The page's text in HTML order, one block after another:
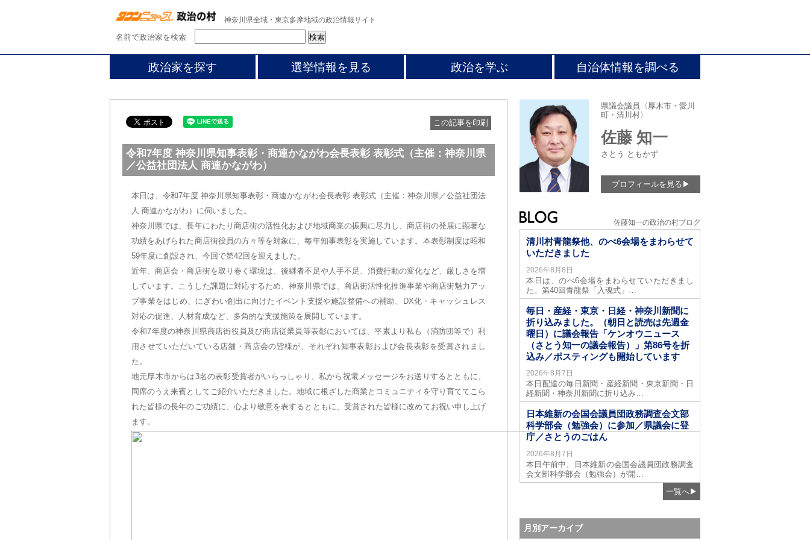
神奈川県全域・東京多摩地域の政治情報サイト
名前で政治家を検索
政治家を探す 選挙情報を見る 政治を学ぶ 自治体情報を調べる
この記事を印刷
令和7年度 神奈川県知事表彰・商連かながわ会長表彰 表彰式（主催：神奈川県
／公益社団法人 商連かながわ）
本日は、令和7年度 神奈川県知事表彰・商連かながわ会長表彰 表彰式（主催：神奈川県／公益社団法
人 商連かながわ）に伺いました。
神奈川県では、長年にわたり商店街の活性化および地域商業の振興に尽力し、商店街の発展に顕著な
功績をあげられた商店街役員の方々等を対象に、毎年知事表彰を実施しています。本表彰制度は昭和
59年度に創設され、今回で第42回を迎えました。
近年、商店会・商店街を取り巻く環境は、後継者不足や人手不足、消費行動の変化など、厳しさを増
しています。こうした課題に対応するため、神奈川県では、商店街活性化推進事業や商店街魅力アッ
プ事業をはじめ、にぎわい創出に向けたイベント支援や施設整備への補助、DX化・キャッシュレス
対応の促進、人材育成など、多角的な支援施策を展開しています。
令和7年度の神奈川県商店街役員及び商店従業員等表彰においては、平素より私も（消防団等で）利
用させていただいている店舗・商店会の皆様が、それぞれ知事表彰および会長表彰を受賞されまし
た。
地元厚木市からは3名の表彰受賞者がいらっしゃり、私から祝電メッセージをお送りするとともに、
同席のうえ来賓としてご紹介いただきました。地域に根ざした商業とコミュニティを守り育ててこら
れた皆様の長年のご功績に、心より敬意を表するとともに、受賞された皆様に改めてお祝い申し上げ
ます。
県議会議員〈厚木市・愛川
町・清川村〉
佐藤 知一
さとう ともかず
プロフィールを見る ▶
佐藤知一の政治の村ブログ
清川村青龍祭他、のべ6会場をまわらせて
いただきました
2026年8月8日
本日は、のべ6会場をまわらせていただきまし
た。第40回青龍祭「入魂式」…
毎日・産経・東京・日経・神奈川新聞に
折り込みました。（朝日と読売は先週金
曜日）に議会報告「ケンオウニュース
（さとう知一の議会報告）」第86号を折
込み／ポスティングも開始しています
2026年8月7日
本日配達の毎日新聞・産経新聞・東京新聞・日
経新聞・神奈川新聞に折り込み…
日本維新の会国会議員団政務調査会文部
科学部会（勉強会）に参加／県議会に登
庁／さとうのごはん
2026年8月7日
本日午前中、日本維新の会国会議員団政務調査
会文部科学部会（勉強会）が開…
一覧へ▶
月別アーカイブ